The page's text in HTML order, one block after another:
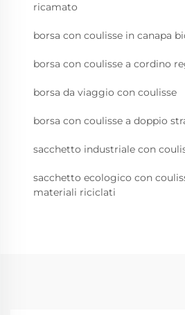
ricamato
borsa con coulisse in canapa
borsa con coulisse a cordino
borsa da viaggio con coulisse
borsa con coulisse a doppio
sacchetto industriale con
sacchetto ecologico con
materiali riciclati